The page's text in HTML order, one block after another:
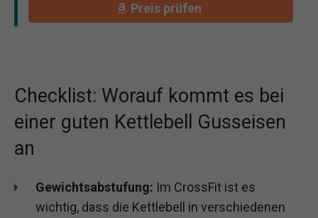
Preis prüfen
Checklist: Worauf kommt es bei
einer guten Kettlebell Gusseisen
an
Gewichtsabstufung: Im CrossFit ist es
wichtig, dass die Kettlebell in verschiedenen